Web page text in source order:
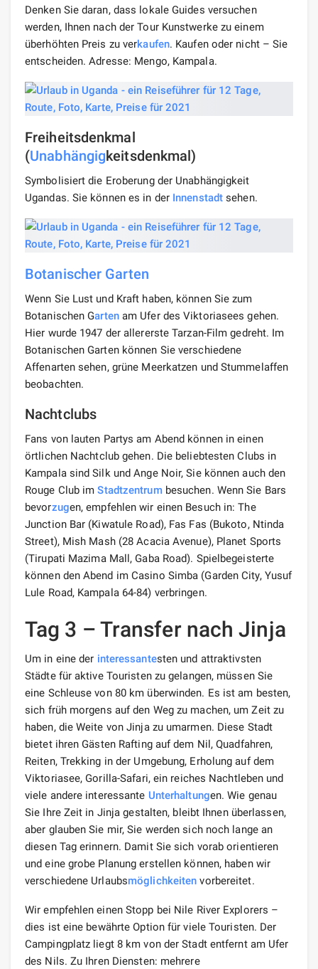
Denken Sie daran, dass lokale Guides versuchen
werden, Ihnen nach der Tour Kunstwerke zu einem
überhöhten Preis zu verkaufen. Kaufen oder nicht – Sie
entscheiden. Adresse: Mengo, Kampala.
Freiheitsdenkmal
(Unabhängigkeitsdenkmal)
Symbolisiert die Eroberung der Unabhängigkeit
Ugandas. Sie können es in der Innenstadt sehen.
Botanischer Garten
Wenn Sie Lust und Kraft haben, können Sie zum
Botanischen Gartenam Ufer des Viktoriasees gehen.
Hier wurde 1947 der allererste Tarzan-Film gedreht. Im
Botanischen Garten können Sie verschiedene
Affenarten sehen, grüne Meerkatzen und Stummelaffen
beobachten.
Nachtclubs
Fans von lauten Partys am Abend können in einen
örtlichen Nachtclub gehen. Die beliebtesten Clubs in
Kampala sind Silk und Ange Noir, Sie können auch den
Rouge Club imStadtzentrumbesuchen. Wenn Sie Bars
bevorzugen, empfehlen wir einen Besuch in: The
Junction Bar (Kiwatule Road), Fas Fas (Bukoto, Ntinda
Street), Mish Mash (28 Acacia Avenue), Planet Sports
(Tirupati Mazima Mall, Gaba Road). Spielbegeisterte
können den Abend im Casino Simba (Garden City, Yusuf
Lule Road, Kampala 64-84) verbringen.
Tag 3 – Transfer nach Jinja
Um in eine der interessantesten und attraktivsten
Städte für aktive Touristen zu gelangen, müssen Sie
eine Schleuse von 80 km überwinden. Es ist am besten,
sich früh morgens auf den Weg zu machen, um Zeit zu
haben, die Weite von Jinja zu umarmen. Diese Stadt
bietet ihren Gästen Rafting auf dem Nil, Quadfahren,
Reiten, Trekking in der Umgebung, Erholung auf dem
Viktoriasee, Gorilla-Safari, ein reiches Nachtleben und
viele andere interessante Unterhaltungen. Wie genau
Sie Ihre Zeit in Jinja gestalten, bleibt Ihnen überlassen,
aber glauben Sie mir, Sie werden sich noch lange an
diesen Tag erinnern. Damit Sie sich vorab orientieren
und eine grobe Planung erstellen können, haben wir
verschiedene Urlaubsmöglichkeiten vorbereitet.
Wir empfehlen einen Stopp bei Nile River Explorers –
dies ist eine bewährte Option für viele Touristen. Der
Campingplatz liegt 8 km von der Stadt entfernt am Ufer
des Nils. Zu Ihren Diensten: mehrere